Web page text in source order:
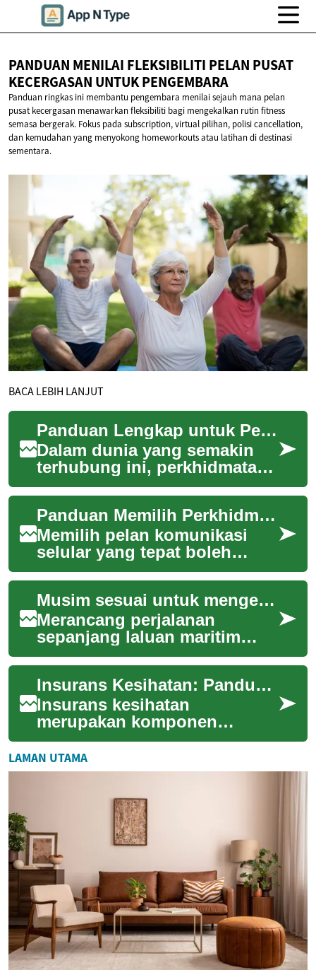
PANDUAN MENILAI FLEKSIBILITI PELAN PUSAT
KECERGASAN UNTUK PENGEMBARA
Panduan ringkas ini membantu pengembara menilai sejauh mana pelan
pusat kecergasan menawarkan fleksibiliti bagi mengekalkan rutin fitness
semasa bergerak. Fokus pada subscription, virtual pilihan, polisi cancellation,
dan kemudahan yang menyokong homeworkouts atau latihan di destinasi
sementara.
BACA LEBIH LANJUT
Panduan Lengkap untuk Perkhidmatan Telefon
Dalam dunia yang semakin
terhubung ini, perkhidmatan
telefon bimbit menjadi
keperluan asas untuk
komunikasi harian. M...
Panduan Memilih Perkhidmatan Komunikasi Selular
Memilih pelan komunikasi
selular yang tepat boleh
menjadi tugas yang rumit
dengan pelbagai pilihan di
pasaran. Artike...
Musim sesuai untuk mengembara sepanjang laluan maritim
Merancang perjalanan
sepanjang laluan maritim
memerlukan pertimbangan
musim, cuaca laut, dan jenis
pelayaran yang dii...
Insurans Kesihatan: Panduan Lengkap untuk Perlindungan Perubatan Anda
Insurans kesihatan
merupakan komponen
penting dalam perlindungan
kewangan dan kesejahteraan
anda. Ia membantu meringa...
LAMAN UTAMA